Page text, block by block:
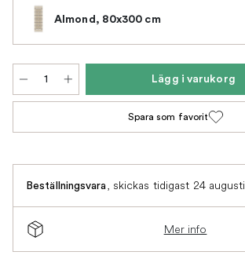
Almond, 80x300 cm
Lägg i varukorg
Spara som favorit
Beställningsvara, skickas tidigast 24 augusti
Mer info